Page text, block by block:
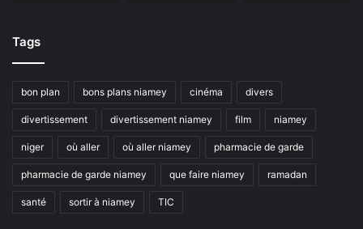
Tags
bon plan bons plans niamey cinéma divers
divertissement divertissement niamey film niamey
niger où aller où aller niamey pharmacie de garde
pharmacie de garde niamey que faire niamey ramadan
santé sortir à niamey TIC